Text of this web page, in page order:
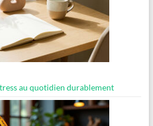
au quotidien durablement